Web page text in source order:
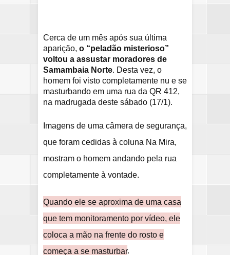
Cerca de um mês após sua última
aparição, o “peladão misterioso”
voltou a assustar moradores de
Samambaia Norte. Desta vez, o
homem foi visto completamente nu e se
masturbando em uma rua da QR 412,
na madrugada deste sábado (17/1).
Imagens de uma câmera de segurança,
que foram cedidas à coluna Na Mira,
mostram o homem andando pela rua
completamente à vontade.
Quando ele se aproxima de uma casa
que tem monitoramento por vídeo, ele
coloca a mão na frente do rosto e
começa a se masturbar.